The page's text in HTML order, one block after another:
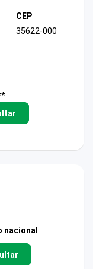
CEP
35622-000
nacional